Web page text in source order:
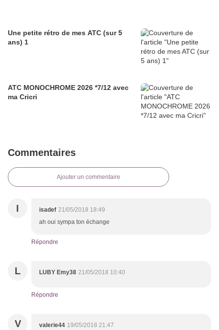
Une petite rétro de mes ATC (sur 5
ans) 1
ATC MONOCHROME 2026 *7/12 avec
ma Cricri
Commentaires
Ajouter un commentaire
I isadef 21/05/2018 18:49
ah oui sympa ton échange
Répondre
L LUBY Emy38 21/05/2018 10:40
Répondre
V valerie44 19/05/2018 21:47